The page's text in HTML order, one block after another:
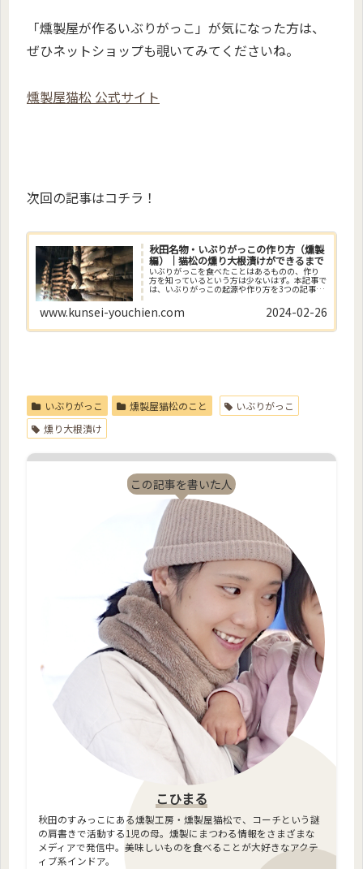
「燻製屋が作るいぶりがっこ」が気になった方は、
ぜひネットショップも覗いてみてくださいね。
燻製屋猫松 公式サイト
次回の記事はコチラ！
秋田名物・いぶりがっこの作り方（燻製
編）｜猫松の燻り大根漬けができるまで
いぶりがっこを食べたことはあるものの、作り
方を知っているという方は少ないはず。本記事で
は、いぶりがっこの起源や作り方を3つの記事に
www.kunsei-youchien.com 2024-02-26
いぶりがっこ 燻製屋猫松のこと
いぶりがっこ
燻り大根漬け
この記事を書いた人
こひまる
秋田のすみっこにある燻製工房・燻製屋猫松で、コーチという謎
の肩書きで活動する1児の母。燻製にまつわる情報をさまざまな
メディアで発信中。美味しいものを食べることが大好きなアクテ
ィブ系インドア。